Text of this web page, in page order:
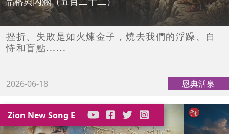
挫折、失敗是如火煉金子，燒去我們的浮躁、自
恃和盲點......
2026-06-18 恩典活泉
Zion New Song E